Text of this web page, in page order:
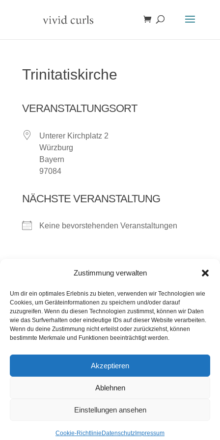
Zustimmung verwalten
Um dir ein optimales Erlebnis zu bieten, verwenden wir Technologien wie
Cookies, um Geräteinformationen zu speichern und/oder darauf
zuzugreifen. Wenn du diesen Technologien zustimmst, können wir Daten
wie das Surfverhalten oder eindeutige IDs auf dieser Website verarbeiten.
Wenn du deine Zustimmung nicht erteilst oder zurückziehst, können
bestimmte Merkmale und Funktionen beeinträchtigt werden.
Akzeptieren
Ablehnen
Einstellungen ansehen
Cookie-Richtlinie Datenschutz Impressum
Trinitatiskirche
VERANSTALTUNGSORT
Unterer Kirchplatz 2
Würzburg
Bayern
97084
NÄCHSTE VERANSTALTUNG
Keine bevorstehenden Veranstaltungen
<li>Keine Veranstaltungen an diesem Ort</li>
Kontakt Presse Impressum
Haftung
Widerruf
© Copyright 2024 by www.vivid-curls.de - All rights
trademark of the respective owners / companies.